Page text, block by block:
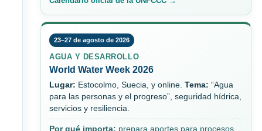
23–27 de agosto de 2026
AGUA Y DESARROLLO
World Water Week 2026
Lugar: Estocolmo, Suecia, y online. Tema: “Agua
para las personas y el progreso”, seguridad hídrica,
servicios y resiliencia.
Por qué importa: prepara aportes para procesos